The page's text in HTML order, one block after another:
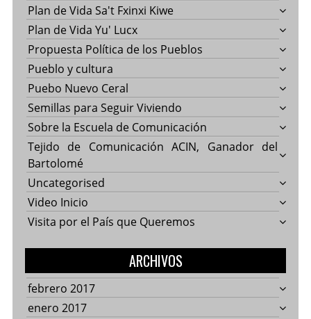
Plan de Vida Sa't Fxinxi Kiwe
Plan de Vida Yu' Lucx
Propuesta Política de los Pueblos
Pueblo y cultura
Puebo Nuevo Ceral
Semillas para Seguir Viviendo
Sobre la Escuela de Comunicación
Tejido de Comunicación ACIN, Ganador del
Bartolomé
Uncategorised
Video Inicio
Visita por el País que Queremos
ARCHIVOS
febrero 2017
enero 2017